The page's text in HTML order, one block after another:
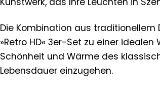
Die Kombination aus traditionellem
»Retro HD« 3er-Set zu einer
Schönheit und Wärme des
Lebensdauer einzugehen.